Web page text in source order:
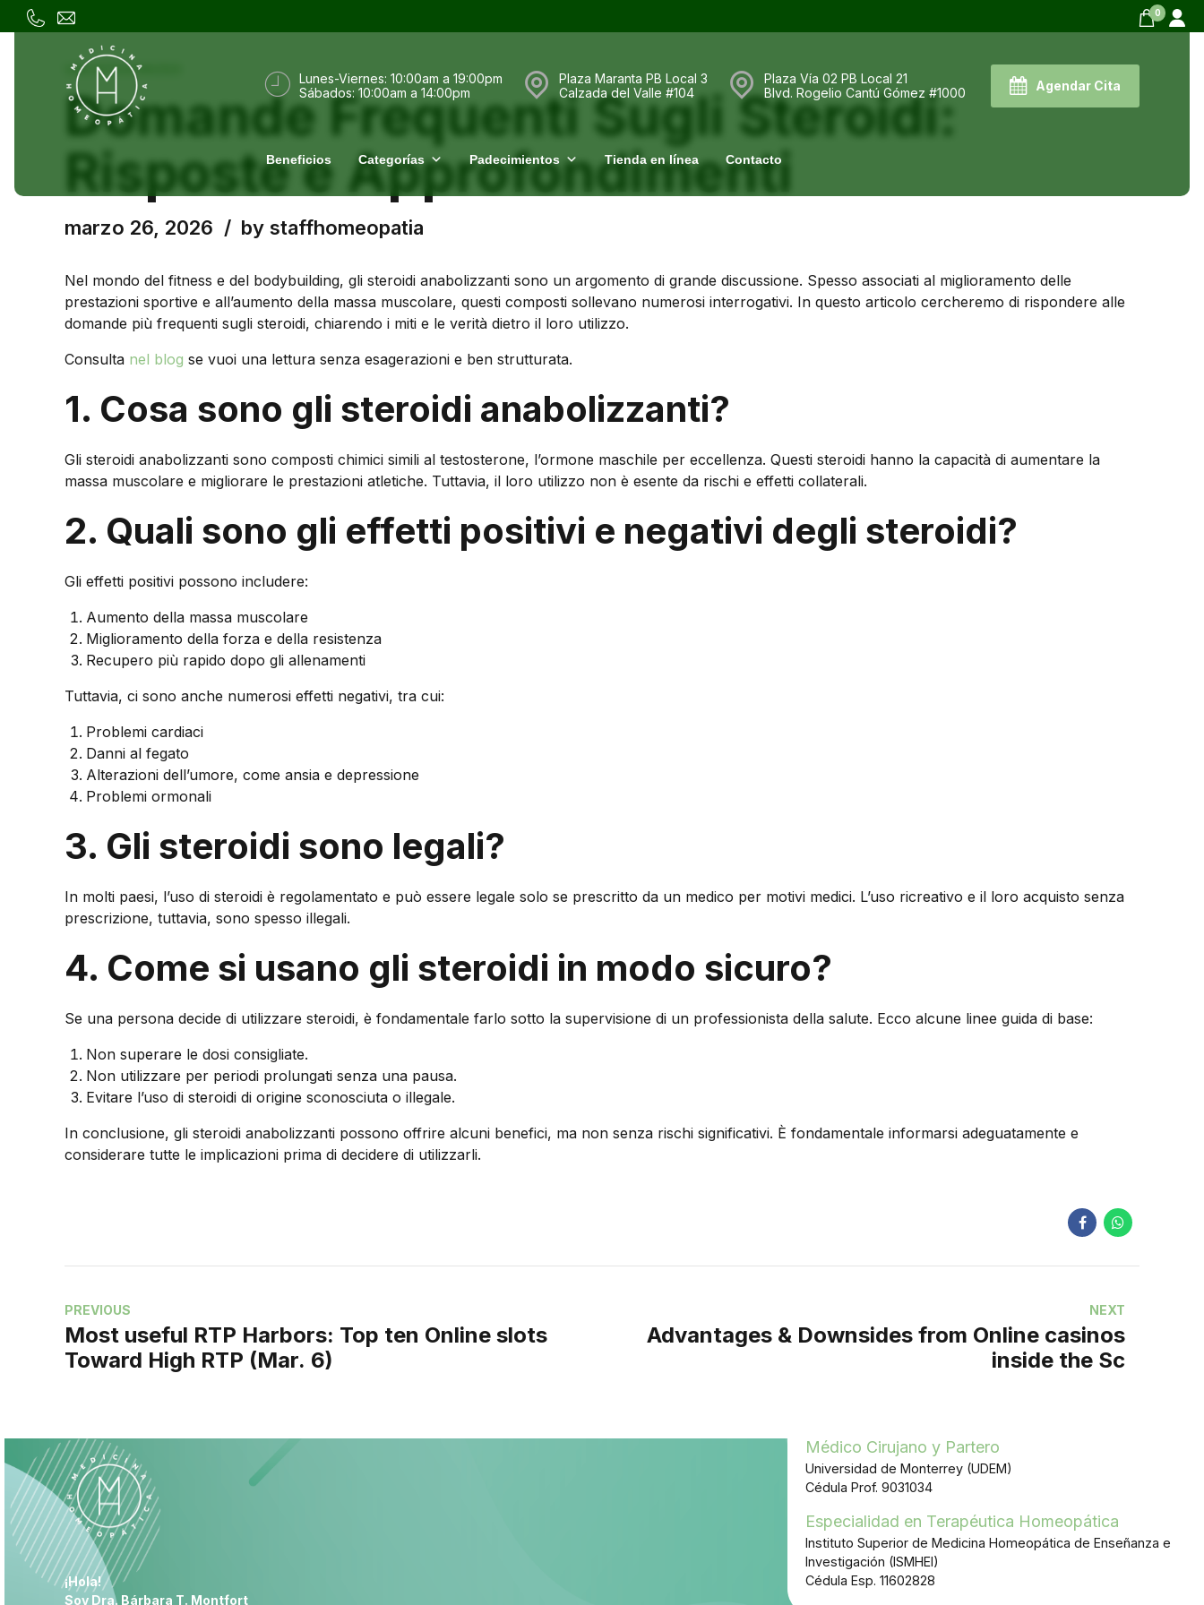
0
Lunes-Viernes: 10:00am a 19:00pm
Sábados: 10:00am a 14:00pm
Plaza Maranta PB Local 3
Calzada del Valle #104
Plaza Vía 02 PB Local 21
Blvd. Rogelio Cantú Gómez #1000
Agendar Cita
Beneficios Categorías Padecimientos Tienda en línea Contacto
UNCATEGORIZED
Domande Frequenti Sugli Steroidi:
Risposte e Approfondimenti
marzo 26, 2026 by staffhomeopatia
Nel mondo del fitness e del bodybuilding, gli steroidi anabolizzanti sono un argomento di grande discussione. Spesso associati al miglioramento delle
prestazioni sportive e all’aumento della massa muscolare, questi composti sollevano numerosi interrogativi. In questo articolo cercheremo di rispondere alle
domande più frequenti sugli steroidi, chiarendo i miti e le verità dietro il loro utilizzo.
Consulta nel blog se vuoi una lettura senza esagerazioni e ben strutturata.
1. Cosa sono gli steroidi anabolizzanti?
Gli steroidi anabolizzanti sono composti chimici simili al testosterone, l’ormone maschile per eccellenza. Questi steroidi hanno la capacità di aumentare la
massa muscolare e migliorare le prestazioni atletiche. Tuttavia, il loro utilizzo non è esente da rischi e effetti collaterali.
2. Quali sono gli effetti positivi e negativi degli steroidi?
Gli effetti positivi possono includere:
Aumento della massa muscolare
Miglioramento della forza e della resistenza
Recupero più rapido dopo gli allenamenti
Tuttavia, ci sono anche numerosi effetti negativi, tra cui:
Problemi cardiaci
Danni al fegato
Alterazioni dell’umore, come ansia e depressione
Problemi ormonali
3. Gli steroidi sono legali?
In molti paesi, l’uso di steroidi è regolamentato e può essere legale solo se prescritto da un medico per motivi medici. L’uso ricreativo e il loro acquisto senza
prescrizione, tuttavia, sono spesso illegali.
4. Come si usano gli steroidi in modo sicuro?
Se una persona decide di utilizzare steroidi, è fondamentale farlo sotto la supervisione di un professionista della salute. Ecco alcune linee guida di base:
Non superare le dosi consigliate.
Non utilizzare per periodi prolungati senza una pausa.
Evitare l’uso di steroidi di origine sconosciuta o illegale.
In conclusione, gli steroidi anabolizzanti possono offrire alcuni benefici, ma non senza rischi significativi. È fondamentale informarsi adeguatamente e
considerare tutte le implicazioni prima di decidere di utilizzarli.
PREVIOUS
Most useful RTP Harbors: Top ten Online slots
Toward High RTP (Mar. 6)
NEXT
Advantages & Downsides from Online casinos
inside the Sc
Médico Cirujano y Partero
Universidad de Monterrey (UDEM)
Cédula Prof. 9031034
Especialidad en Terapéutica Homeopática
Instituto Superior de Medicina Homeopática de Enseñanza e
Investigación (ISMHEI)
Cédula Esp. 11602828
¡Hola!
Soy Dra. Bárbara T. Montfort